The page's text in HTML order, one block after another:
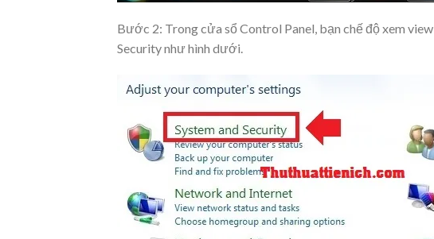
Bước 2: Trong cửa sổ Control Panel, bạn chế độ xem
Securitynhư hình dưới.